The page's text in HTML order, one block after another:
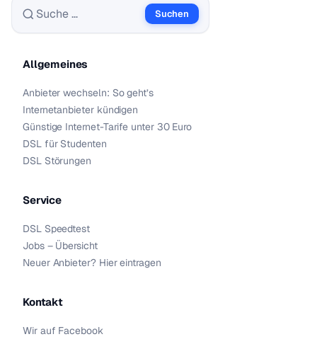
Suche nach:
Suchen
Allgemeines
Anbieter wechseln: So geht’s
Internetanbieter kündigen
Günstige Internet-Tarife unter 30 Euro
DSL für Studenten
DSL Störungen
Service
DSL Speedtest
Jobs – Übersicht
Neuer Anbieter? Hier eintragen
Kontakt
Wir auf Facebook